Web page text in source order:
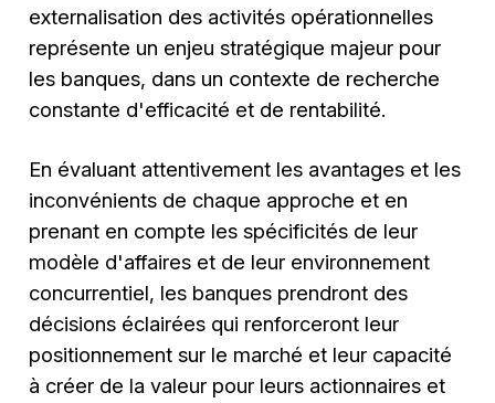
externalisation des activités opérationnelles
représente un enjeu stratégique majeur pour
les banques, dans un contexte de recherche
constante d'efficacité et de rentabilité.
En évaluant attentivement les avantages et les
inconvénients de chaque approche et en
prenant en compte les spécificités de leur
modèle d'affaires et de leur environnement
concurrentiel, les banques prendront des
décisions éclairées qui renforceront leur
positionnement sur le marché et leur capacité
à créer de la valeur pour leurs actionnaires et